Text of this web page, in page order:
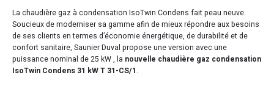
La chaudière gaz à condensation IsoTwin Condens fait peau neuve.
Soucieux de moderniser sa gamme afin de mieux répondre aux besoins
de ses clients en termes d’économie énergétique, de durabilité et de
confort sanitaire, Saunier Duval propose une version avec une
puissance nominal de 25 kW , la nouvelle chaudière gaz condensation
IsoTwin Condens 31 kW T 31-CS/1.